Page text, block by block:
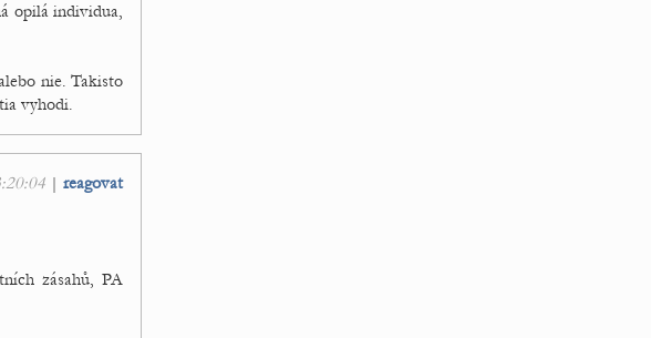
opilá individua,
nie. Takisto
vyhodi.
| reagovat
zásahů, PA